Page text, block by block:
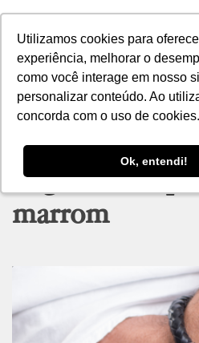
Utilizamos cookies para
experiência, melhorar o
como você interage em nosso
personalizar conteúdo. Ao
concorda com o uso de cookies.
Ok, entendi!
Utilizamos cookies para
experiência, melhorar o
como você interage em nosso
personalizar conteúdo. Ao
concorda com o uso de cookies.
Ok, entendi!
MENU
Tag archive:
marrom